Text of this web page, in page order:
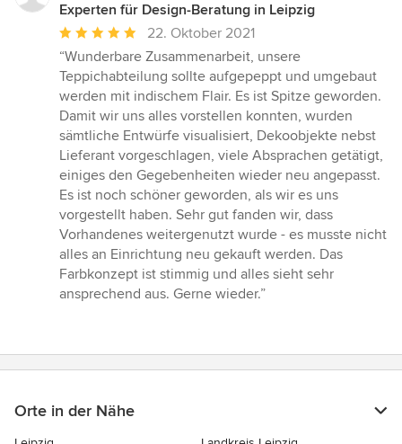
Experten für Design-Beratung in Leipzig
Durchschnittliche
Bewertung:
5
von
5
Sternen
22. Oktober 2021
“Wunderbare Zusammenarbeit, unsere
Teppichabteilung sollte aufgepeppt und umgebaut
werden mit indischem Flair. Es ist Spitze geworden.
Damit wir uns alles vorstellen konnten, wurden
sämtliche Entwürfe visualisiert, Dekoobjekte nebst
Lieferant vorgeschlagen, viele Absprachen getätigt,
einiges den Gegebenheiten wieder neu angepasst.
Es ist noch schöner geworden, als wir es uns
vorgestellt haben. Sehr gut fanden wir, dass
Vorhandenes weitergenutzt wurde - es musste nicht
alles an Einrichtung neu gekauft werden. Das
Farbkonzept ist stimmig und alles sieht sehr
ansprechend aus. Gerne wieder.”
Orte in der Nähe